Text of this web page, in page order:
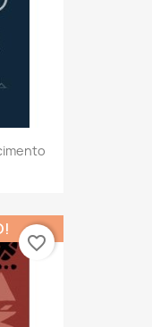
favorite_border